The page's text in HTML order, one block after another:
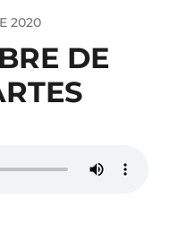
2020
DE